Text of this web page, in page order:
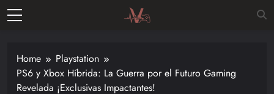
Skip
últimas
Home
Playstation
PS6 y Xbox Híbrida: La Guerra por el Futuro Gaming
Revelada ¡Exclusivas Impactantes!